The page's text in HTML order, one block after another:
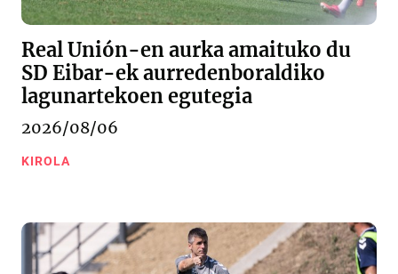
Real Unión-en aurka amaituko du
SD Eibar-ek aurredenboraldiko
lagunartekoen egutegia
2026/08/06
KIROLA